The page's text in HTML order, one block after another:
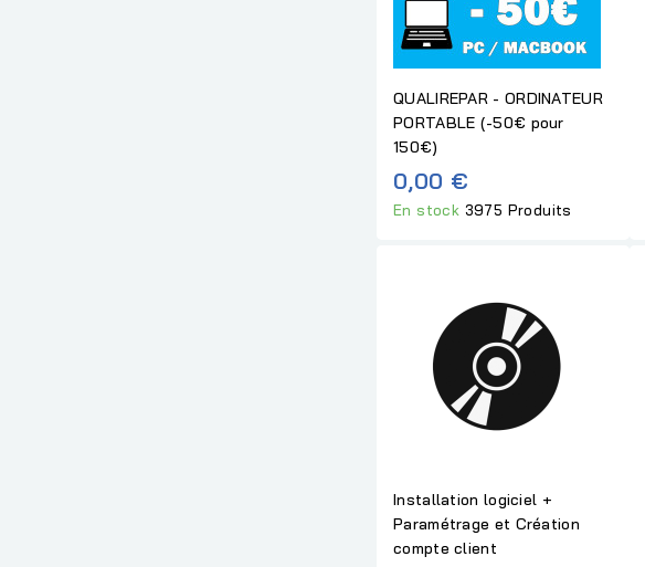
QUALIREPAR - ORDINATEUR
PORTABLE (-50€ pour
150€)
0,00 €
En stock 3975 Produits
Installation logiciel +
Paramétrage et Création
compte client